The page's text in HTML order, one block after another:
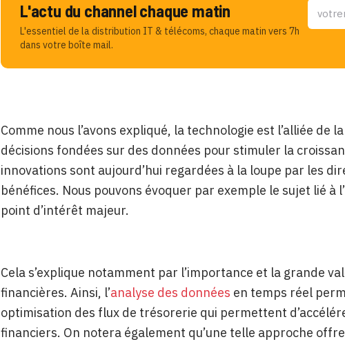
L'actu du channel chaque matin
L'essentiel de la distribution IT & télécoms, chaque matin vers 7h
dans votre boîte mail.
Comme nous l’avons expliqué, la technologie est l’alliée
décisions fondées sur des données pour stimuler la
innovations sont aujourd’hui regardées à la loupe par les
bénéfices. Nous pouvons évoquer par exemple le sujet lié
point d’intérêt majeur.
Cela s’explique notamment par l’importance et la grande
financières. Ainsi, l’analyse des données en temps réel
optimisation des flux de trésorerie qui permettent
financiers. On notera également qu’une telle approche